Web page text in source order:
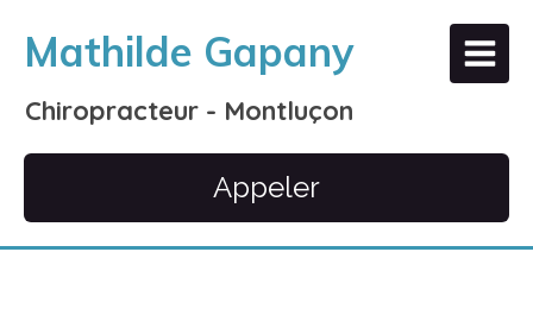
Mathilde Gapany
Chiropracteur - Montluçon
Appeler